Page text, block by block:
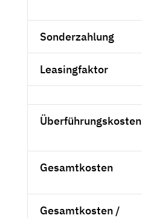
Sonderzahlung
Leasingfaktor
Überführungskosten
Gesamtkosten
Gesamtkosten /